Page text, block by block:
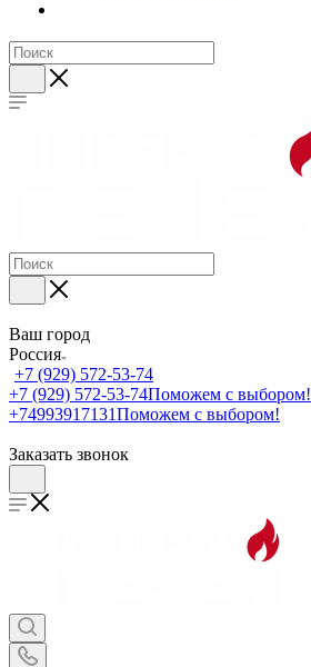
Ваш город
Россия
+7 (929) 572-53-74
+7 (929) 572-53-74Поможем с выбором!
+74993917131Поможем с выбором!
Заказать звонок